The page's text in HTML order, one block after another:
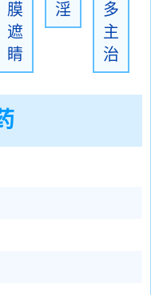
膜
遮
睛
淫
多
主
治